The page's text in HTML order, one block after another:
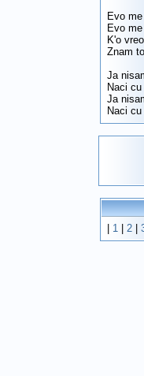
Evo
Evo
K'o
Znam
Ja
Naci
Ja
Naci
1| 2|